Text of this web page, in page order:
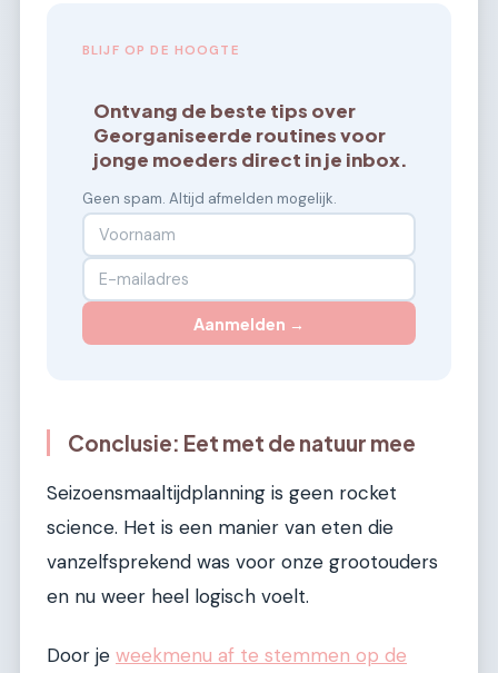
BLIJF OP DE HOOGTE
Ontvang de beste tips over
Georganiseerde routines voor
jonge moeders direct in je inbox.
Geen spam. Altijd afmelden mogelijk.
Aanmelden →
Conclusie: Eet met de natuur mee
Seizoensmaaltijdplanning is geen rocket
science. Het is een manier van eten die
vanzelfsprekend was voor onze grootouders
en nu weer heel logisch voelt.
Door je weekmenu af te stemmen op de